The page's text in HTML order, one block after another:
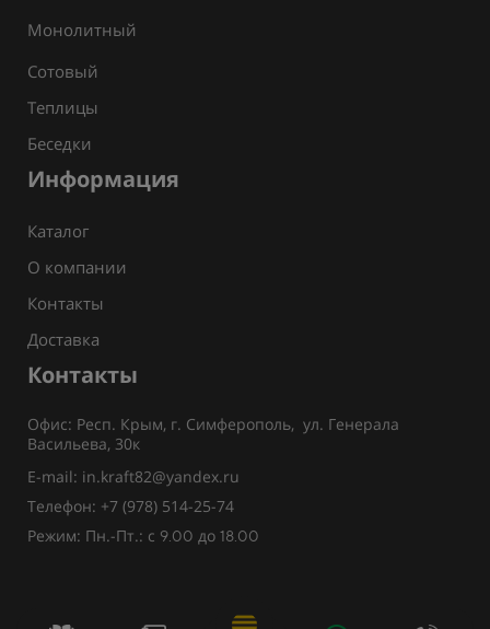
Монолитный
Сотовый
Теплицы
Беседки
Информация
Каталог
О компании
Контакты
Доставка
Контакты
Офис: Респ. Крым, г. Симферополь, ул. Генерала
Васильева, 30к
E-mail: in.kraft82@yandex.ru
Телефон: +7 (978) 514-25-74
Режим: Пн.-Пт.: с 9.00 до 18.00